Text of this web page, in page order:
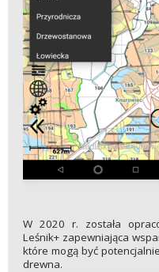
W 2020 r. została
Leśnik+ zapewniająca
które mogą być
drewna.